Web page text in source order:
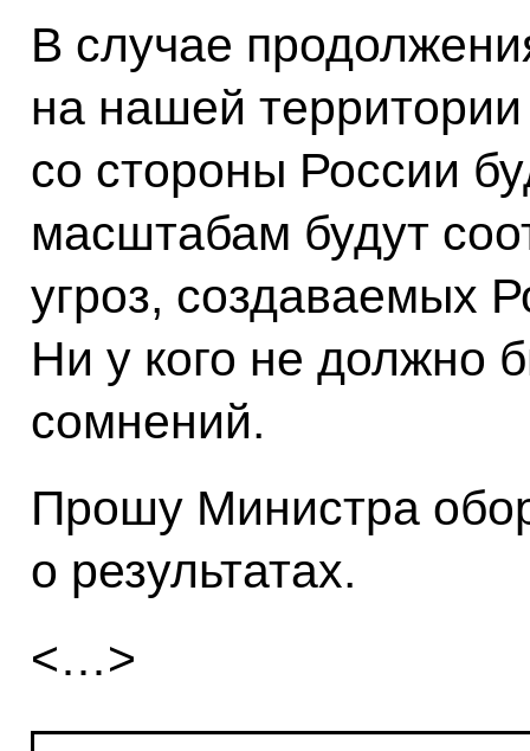
В случае
на нашей территории
со стороны России
масштабам будут
угроз, создаваемых
Ни у кого не должно
сомнений.
Прошу Министра
о результатах.
<…>